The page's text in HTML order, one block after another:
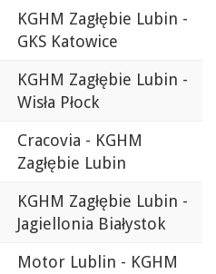
KGHM Zagłębie Lubin -
GKS Katowice
KGHM Zagłębie Lubin -
Wisła Płock
Cracovia - KGHM
Zagłębie Lubin
KGHM Zagłębie Lubin -
Jagiellonia Białystok
Motor Lublin - KGHM